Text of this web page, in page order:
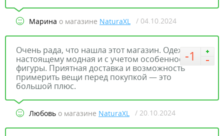
Марина о магазине NaturaXL / 04.10.2024
-1
Очень рада, что нашла этот магазин. Одежда по-
настоящему модная и с учетом особенностей
фигуры. Приятная доставка и возможность
примерить вещи перед покупкой — это
большой плюс.
Любовь о магазине NaturaXL / 20.10.2024